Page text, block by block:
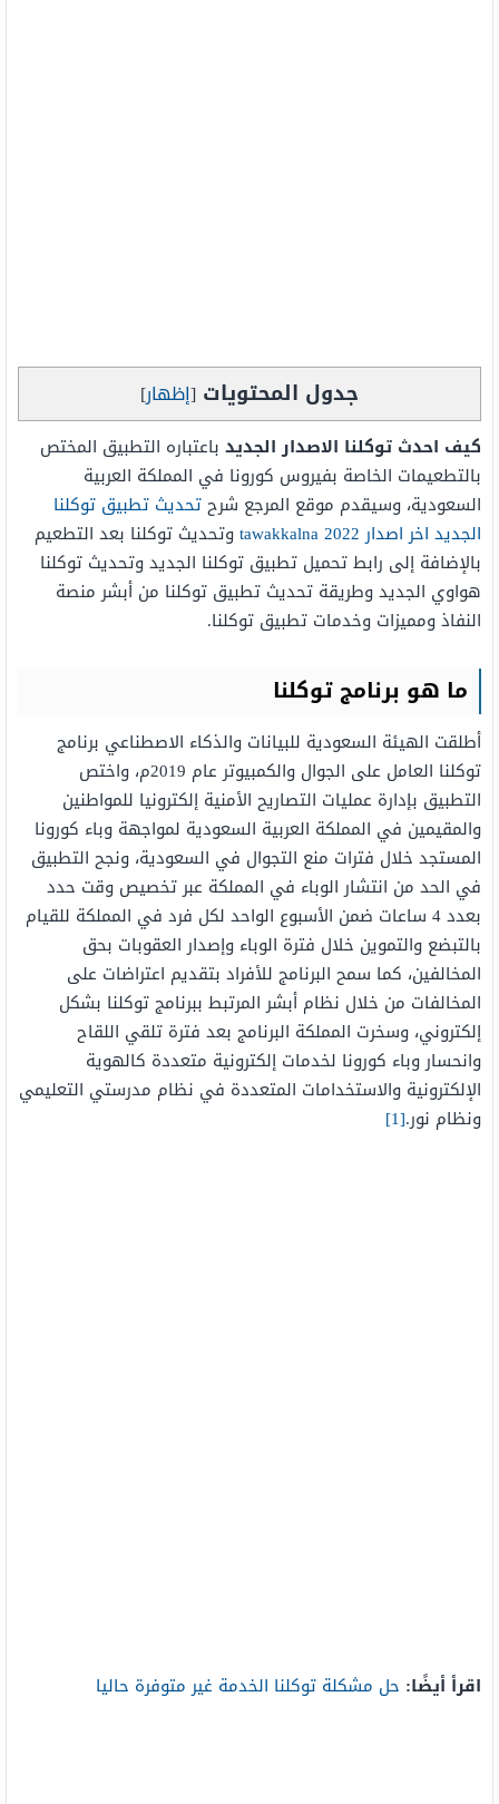
جدول المحتويات [إظهار]
كيف احدث توكلنا الاصدار الجديد باعتباره التطبيق المختص
بالتطعيمات الخاصة بفيروس كورونا في المملكة العربية
السعودية، وسيقدم موقع المرجع شرحتحديث تطبيق توكلنا
الجديد اخر اصدار tawakkalna 2022
وتحديث توكلنا بعد التطعيم
بالإضافة إلى رابط تحميل تطبيق توكلنا الجديد وتحديث توكلنا
هواوي الجديد وطريقة تحديث تطبيق توكلنا من أبشر منصة
النفاذ ومميزات وخدمات تطبيق توكلنا.
ما هو برنامج توكلنا
أطلقت الهيئة السعودية للبيانات والذكاء الاصطناعي برنامج
توكلنا العامل على الجوال والكمبيوتر عام 2019م، واختص
التطبيق بإدارة عمليات التصاريح الأمنية إلكترونيا للمواطنين
والمقيمين في المملكة العربية السعودية لمواجهة وباء كورونا
المستجد خلال فترات منع التجوال في السعودية، ونجح التطبيق
في الحد من انتشار الوباء في المملكة عبر تخصيص وقت حدد
بعدد 4 ساعات ضمن الأسبوع الواحد لكل فرد في المملكة للقيام
بالتبضع والتموين خلال فترة الوباء وإصدار العقوبات بحق
المخالفين، كما سمح البرنامج للأفراد بتقديم اعتراضات على
المخالفات من خلال نظام أبشر المرتبط ببرنامج توكلنا بشكل
إلكتروني، وسخرت المملكة البرنامج بعد فترة تلقي اللقاح
وانحسار وباء كورونا لخدمات إلكترونية متعددة كالهوية
الإلكترونية والاستخدامات المتعددة في نظام مدرستي التعليمي
ونظام نور.[1]
اقرأ أيضًا: حل مشكلة توكلنا الخدمة غير متوفرة حاليا